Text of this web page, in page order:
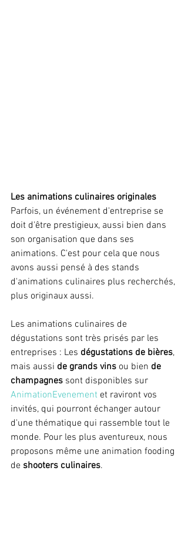
Les animations culinaires originales
Parfois, un événement d'entreprise se
doit d'être prestigieux, aussi bien dans
son organisation que dans ses
animations. C'est pour cela que nous
avons aussi pensé à des stands
d'animations culinaires plus recherchés,
plus originaux aussi.
Les animations culinaires de
dégustations sont très prisés par les
entreprises : Les dégustations de bières,
mais aussi de grands vins ou bien de
champagnes sont disponibles sur
AnimationEvenement et raviront vos
invités, qui pourront échanger autour
d'une thématique qui rassemble tout le
monde. Pour les plus aventureux, nous
proposons même une animation fooding
de shooters culinaires.